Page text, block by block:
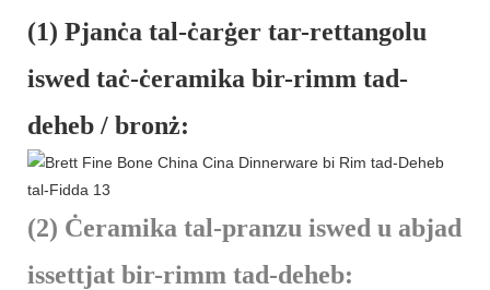
(1) Pjanċa tal-ċarġer tar-rettangolu
iswed taċ-ċeramika bir-rimm tad-
deheb / bronż:
(2) Ċeramika tal-pranzu iswed u abjad
issettjat bir-rimm tad-deheb: